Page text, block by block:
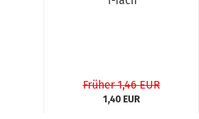
Früher 1,46 EUR
1,40 EUR